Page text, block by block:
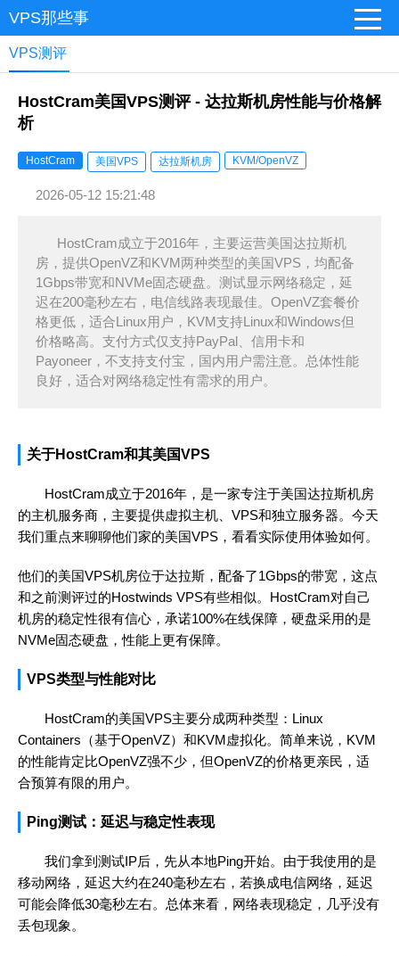
VPS那些事
VPS测评
HostCram美国VPS测评 - 达拉斯机房性能与价格解
析
HostCram 美国VPS 达拉斯机房 KVM/OpenVZ
2026-05-12 15:21:48
HostCram成立于2016年，主要运营美国达拉斯机
房，提供OpenVZ和KVM两种类型的美国VPS，均配备
1Gbps带宽和NVMe固态硬盘。测试显示网络稳定，延
迟在200毫秒左右，电信线路表现最佳。OpenVZ套餐价
格更低，适合Linux用户，KVM支持Linux和Windows但
价格略高。支付方式仅支持PayPal、信用卡和
Payoneer，不支持支付宝，国内用户需注意。总体性能
良好，适合对网络稳定性有需求的用户。
关于HostCram和其美国VPS
HostCram成立于2016年，是一家专注于美国达拉斯机房
的主机服务商，主要提供虚拟主机、VPS和独立服务器。今天
我们重点来聊聊他们家的美国VPS，看看实际使用体验如何。
他们的美国VPS机房位于达拉斯，配备了1Gbps的带宽，这点
和之前测评过的Hostwinds VPS有些相似。HostCram对自己
机房的稳定性很有信心，承诺100%在线保障，硬盘采用的是
NVMe固态硬盘，性能上更有保障。
VPS类型与性能对比
HostCram的美国VPS主要分成两种类型：Linux
Containers（基于OpenVZ）和KVM虚拟化。简单来说，KVM
的性能肯定比OpenVZ强不少，但OpenVZ的价格更亲民，适
合预算有限的用户。
Ping测试：延迟与稳定性表现
我们拿到测试IP后，先从本地Ping开始。由于我使用的是
移动网络，延迟大约在240毫秒左右，若换成电信网络，延迟
可能会降低30毫秒左右。总体来看，网络表现稳定，几乎没有
丢包现象。